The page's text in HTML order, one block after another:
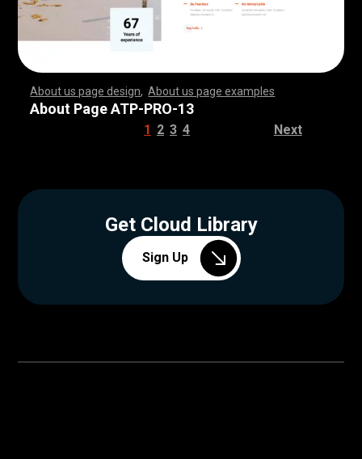
About us page design ,About us page examples
,,,,,,,,,,,,,,,,,,,,,,,, ,,,,,,,,,,,,,,,,,,,,,,,,,,,
,,,,,,,,,,,,,,,,,,,,,,,, ,,,,,,,,,,,,,,,,,,,,,,,,,,,
,,,,,,,,,,,,,,,,,,,,,,,, ,,,,,,,,,,,,,,,,,,,,,,,,,,,
,,,,,,,,,,,,,,,,,,,,,,,, ,,,,,,,,,,,,,,,,,,,,,,,,,,,
,,,,,,,,,,,,,,,,,,,,,,,, ,,,,,,,,,,,,,,,,,,,,,,,,,,,
,,,,,,,,,,,,,,,,,,,,,,,, ,,,,,,,,,,,,,,,,,,,,,,,,,,,
,,,,,,,,,,,,,,,,,,,,,,,, ,,,,,,,,,,,,,,,,,,,,,,,,,,,
,,,,,,,,,,,,,,,,,,,,,,,, ,,,,,,,,,,,,
About Page ATP-PRO-13
1 2 3 4 Next
Get Cloud Library
Sign Up